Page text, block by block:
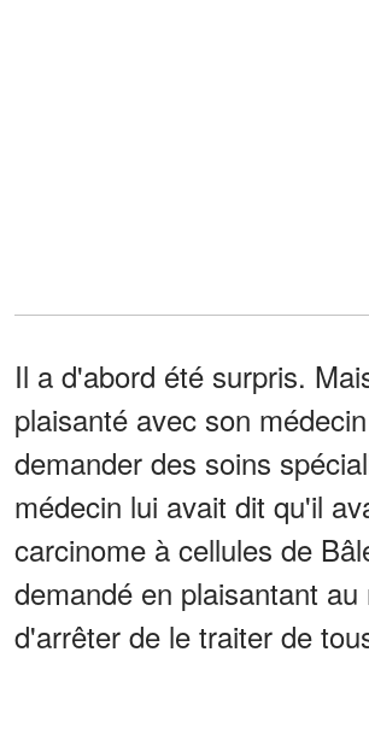
Il a d'abord été surpris.
plaisanté avec son
demander des soins
médecin lui avait dit qu'il
carcinome à cellules de
demandé en plaisantant au
d'arrêter de le traiter de